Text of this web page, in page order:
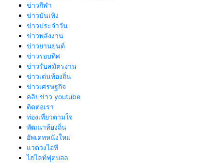
ข่าวกีฬา
ข่าวบันเทิง
ข่าวประจำวัน
ข่าวพลังงาน
ข่าวยานยนต์
ข่าวรอบทิศ
ข่าวรับสมัตรงาน
ข่าวเด่นท้องถิ่น
ข่าวเศรษฐกิจ
คลิปข่าว youtube
ติดต่อเรา
ท่องเที่ยวตามใจ
พัฒนาท้องถิ่น
อัพเดทหนังใหม่
แวดวงไอที
ไฮไลท์ฟุตบอล